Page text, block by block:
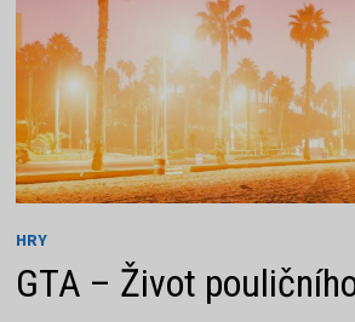
HRY
GTA – Život